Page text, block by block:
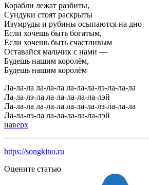
Корабли лежат разбиты,
Сундуки стоят раскрыты
Изумруды и рубины осыпаются на дно
Если хочешь быть богатым,
Если хочешь быть счастливым
Оставайся мальчик с нами —
Будешь нашим королём,
Будешь нашим королём
Ла-ла-ла ла-ла-ла ла-ла-ла-лэ-ла-ла-ла
Ла-ла-лэ-ла ла-ла-ла-ла-ла-лэй
Ла-ла-ла ла-ла-ла ла-ла-ла-лэ-ла-ла-ла
Ла-ла-лэ-ла ла-ла-ла-ла-ла-лэй
наверх
https://songkino.ru
Оцените статью